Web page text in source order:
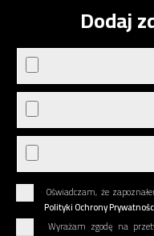
Dodaj
Oświadczam, że
Polityki Ochrony
Wyrażam zgodę na